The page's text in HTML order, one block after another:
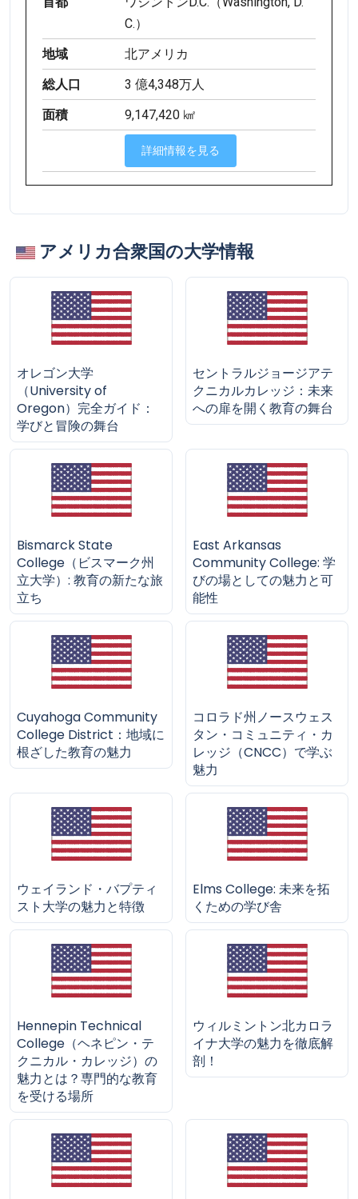
C.）
地域
北アメリカ
総人口
3 億4,348万人
面積
9,147,420 ㎢
詳細情報を見る
アメリカ合衆国の大学情報
オレゴン大学
（University of
Oregon）完全ガイド：
学びと冒険の舞台
セントラルジョージアテ
クニカルカレッジ：未来
への扉を開く教育の舞台
Bismarck State
College（ビスマーク州
立大学）: 教育の新たな旅
立ち
East Arkansas
Community College: 学
びの場としての魅力と可
能性
Cuyahoga Community
College District：地域に
根ざした教育の魅力
コロラド州ノースウェス
タン・コミュニティ・カ
レッジ（CNCC）で学ぶ
魅力
ウェイランド・バプティ
スト大学の魅力と特徴
Elms College: 未来を拓
くための学び舎
Hennepin Technical
College（ヘネピン・テ
クニカル・カレッジ）の
魅力とは？専門的な教育
を受ける場所
ウィルミントン北カロラ
イナ大学の魅力を徹底解
剖！